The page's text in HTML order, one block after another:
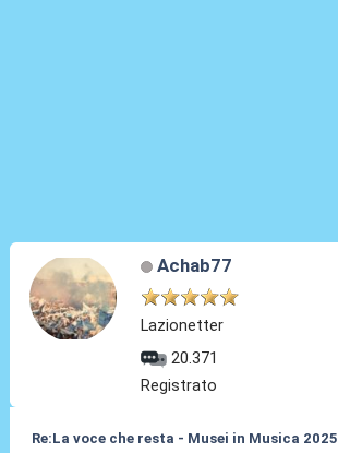
Achab77
Lazionetter
20.371
Registrato
Re:La voce che resta - Musei in Musica 2025